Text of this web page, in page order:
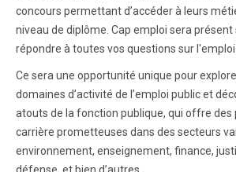
concours permettant d’accéder à leurs
niveau de diplôme. Cap emploi sera
répondre à toutes vos questions sur l'emploi
Ce sera une opportunité unique pour
domaines d’activité de l’emploi public et
atouts de la fonction publique, qui offre des
carrière prometteuses dans des secteurs
environnement, enseignement, finance,